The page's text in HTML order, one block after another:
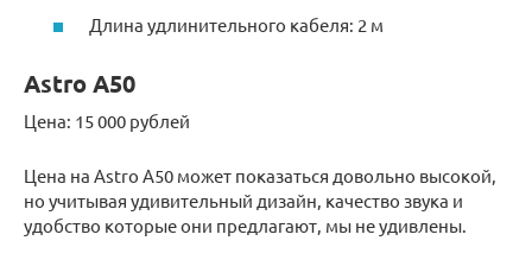
Длина удлинительного кабеля: 2 м
Astro A50
Цена: 15 000 рублей
Цена на Astro A50 может показаться довольно высокой,
но учитывая удивительный дизайн, качество звука и
удобство которые они предлагают, мы не удивлены.